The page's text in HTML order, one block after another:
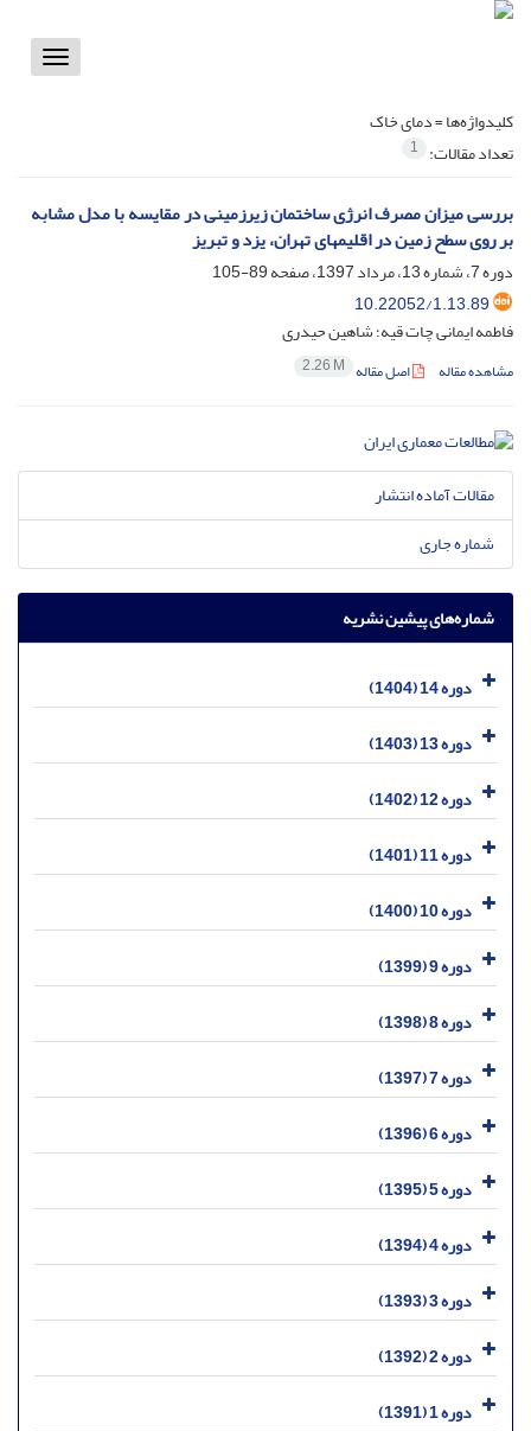
Toggle
کلیدواژه‌ها =دمای خاک
تعداد مقالات: 1
بررسی میزان مصرف انرژی ساختمان زیرزمینی در مقایسه با مدل مشابه
بر روی سطح زمین در اقلیمهای تهران، یزد و تبریز
دوره 7، شماره 13، مرداد 1397، صفحه
89-105
10.22052/1.13.89
فاطمه ایمانی چات قیه؛ شاهین حیدری
مشاهده مقاله اصل مقاله 2.26 M
مقالات آماده انتشار
شماره جاری
شماره‌های پیشین نشریه
دوره 14 (1404)
دوره 13 (1403)
دوره 12 (1402)
دوره 11 (1401)
دوره 10 (1400)
دوره 9 (1399)
دوره 8 (1398)
دوره 7 (1397)
دوره 6 (1396)
دوره 5 (1395)
دوره 4 (1394)
دوره 3 (1393)
دوره 2 (1392)
دوره 1 (1391)